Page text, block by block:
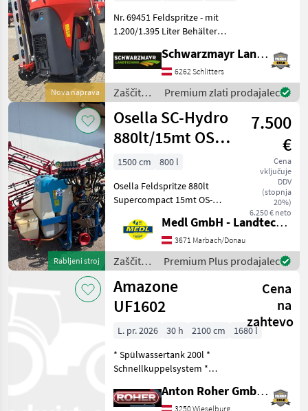
Nova naprava
Nr. 69451 Feldspritze - mit
1.200/1.395 Liter Behälter -
Zeiger - mit 130 Liter
Frischwassertank - mit 13
Liter Handwaschbehälter -
Schwarzmayr Landtechnik GmbH - Schlitters
6262 Schlitters
Zaščita
rastlin /
Kverneland
Premium zlati prodajalec
Rabljeni stroj
Osella SC-Hydro
880lt/15mt OS X-
Balken
7.500
€
Cena
vključuje
DDV
(stopnja
20%)
6.250 € neto
1500 cm
800 l
Osella Feldspritze 880lt
Supercompact 15mt OS-
Transportbreite
Chemieschleuße
Gelenkwelle hydraulische
Hangverstellung
hydraulische Klappung
Medl GmbH - Landtechnik Großhandel
3671 Marbach/Donau
Zaščita
rastlin /
Osella
Premium Plus prodajalec
Amazone
UF1602
Cena
na
zahtevo
L. pr. 2026 30 h 2100 cm
1680 l
* Spülwassertank 200l *
Schnellkuppelsystem *
* LED-Heckbeleuchtung *
Anton Roher GmbH (ACA Center Roher)
3250 Wieselburg